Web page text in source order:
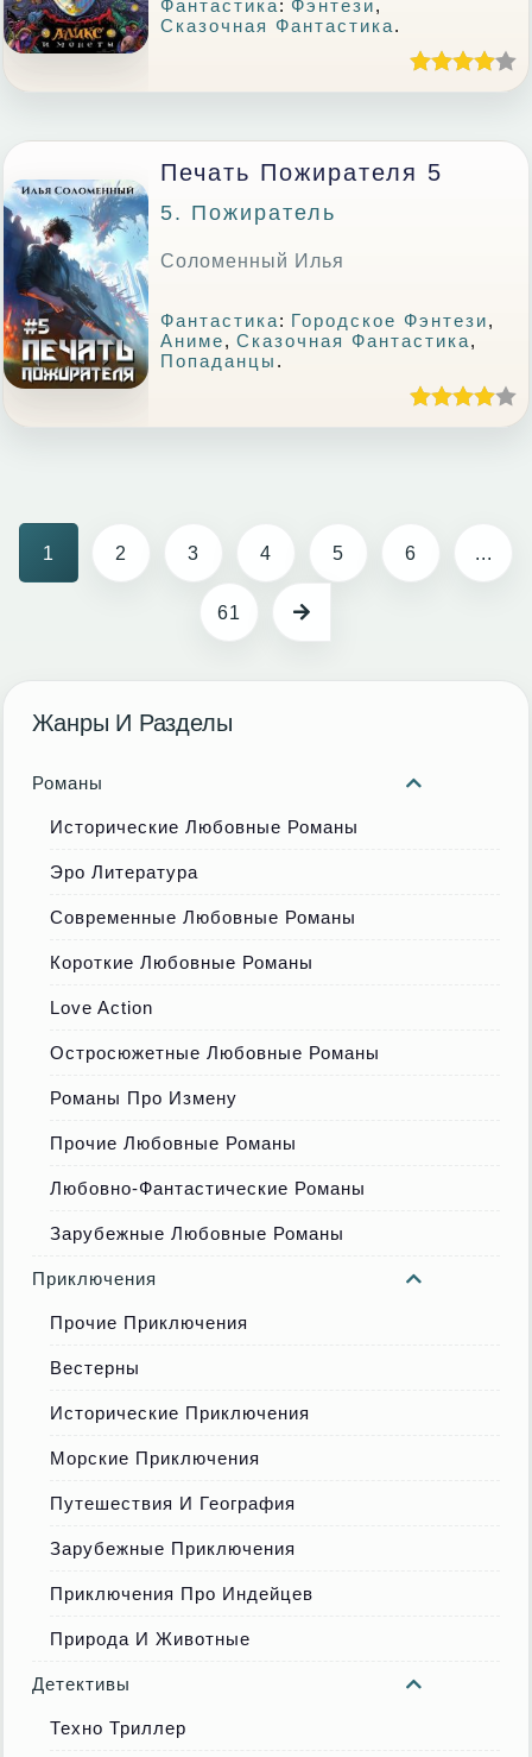
Фантастика: Фэнтези,
Сказочная Фантастика.
Печать Пожирателя 5
5. Пожиратель
Соломенный Илья
Фантастика: Городское Фэнтези,
Аниме,Сказочная Фантастика,
Попаданцы .
1 2 3 4 5 6 ...
61
Жанры И Разделы
Романы
Исторические Любовные Романы
Эро Литература
Современные Любовные Романы
Короткие Любовные Романы
Love Action
Остросюжетные Любовные Романы
Романы Про Измену
Прочие Любовные Романы
Любовно-Фантастические Романы
Зарубежные Любовные Романы
Приключения
Прочие Приключения
Вестерны
Исторические Приключения
Морские Приключения
Путешествия И География
Зарубежные Приключения
Приключения Про Индейцев
Природа И Животные
Детективы
Техно Триллер